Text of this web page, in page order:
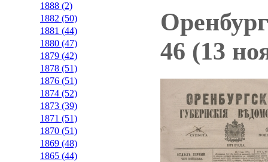
1888 (2)
1882 (50)
1881 (44)
1880 (47)
1879 (42)
1878 (51)
1876 (51)
1874 (52)
1873 (39)
1871 (51)
1870 (51)
1869 (48)
1865 (44)
46 (13